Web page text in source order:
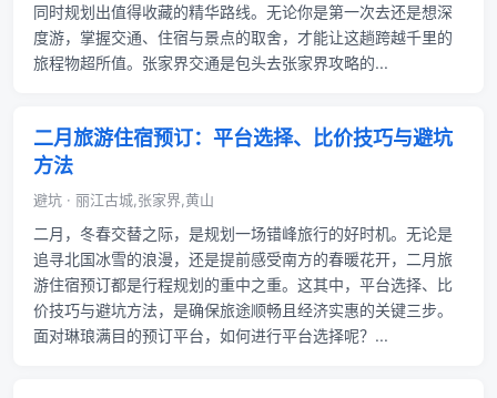
同时规划出值得收藏的精华路线。无论你是第一次去还是想深
度游，掌握交通、住宿与景点的取舍，才能让这趟跨越千里的
旅程物超所值。张家界交通是包头去张家界攻略的...
二月旅游住宿预订：平台选择、比价技巧与避坑
方法
避坑 · 丽江古城,张家界,黄山
二月，冬春交替之际，是规划一场错峰旅行的好时机。无论是
追寻北国冰雪的浪漫，还是提前感受南方的春暖花开，二月旅
游住宿预订都是行程规划的重中之重。这其中，平台选择、比
价技巧与避坑方法，是确保旅途顺畅且经济实惠的关键三步。
面对琳琅满目的预订平台，如何进行平台选择呢？...